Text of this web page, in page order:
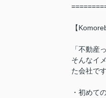
【
「不動産
そんなイ
た会社です
・初めて